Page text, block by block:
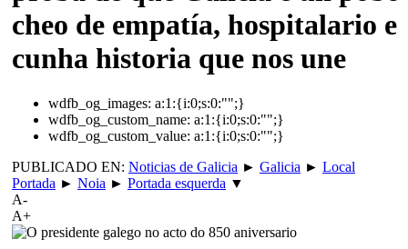
cheo de empatía, hospitalario e
cunha historia que nos une
wdfb_og_images: a:1:{i:0;s:0:"";}
wdfb_og_custom_name: a:1:{i:0;s:0:"";}
wdfb_og_custom_value: a:1:{i:0;s:0:"";}
PUBLICADO EN: Noticias de Galicia ► Galicia ► Local
Portada ► Noia ► Portada esquerda ▼
A-
A+